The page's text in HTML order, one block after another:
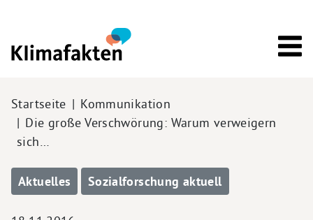
Pfadnavigation
Startseite
Kommunikation
Die große Verschwörung: Warum verweigern
sich…
Aktuelles Sozialforschung aktuell